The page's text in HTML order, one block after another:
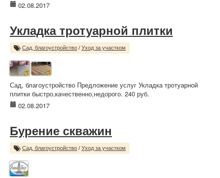
02.08.2017
Укладка тротуарной плитки
Сад, благоустройство / Уход за участком
Сад, благоустройство Предложение услуг Укладка тротуарной
плитки быстро,качественно,недорого. 240 руб.
02.08.2017
Бурение скважин
Сад, благоустройство / Уход за участком